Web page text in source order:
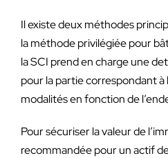
Il existe deux méthodes
la méthode privilégiée pour
la SCI prend en charge une
pour la partie correspondant
modalités en fonction de
Pour sécuriser la valeur de
recommandée pour un actif